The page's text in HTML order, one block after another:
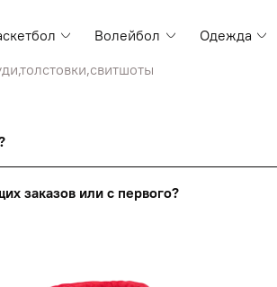
Волейбол Одежда
заказов или с первого?